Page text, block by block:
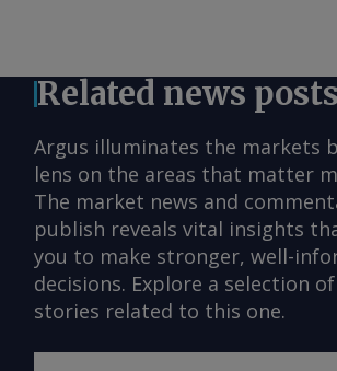
Related news posts
Argus illuminates the markets
lens on the areas that matter
The market news and
publish reveals vital insights
you to make stronger, well-
decisions. Explore a selection
stories related to this one.